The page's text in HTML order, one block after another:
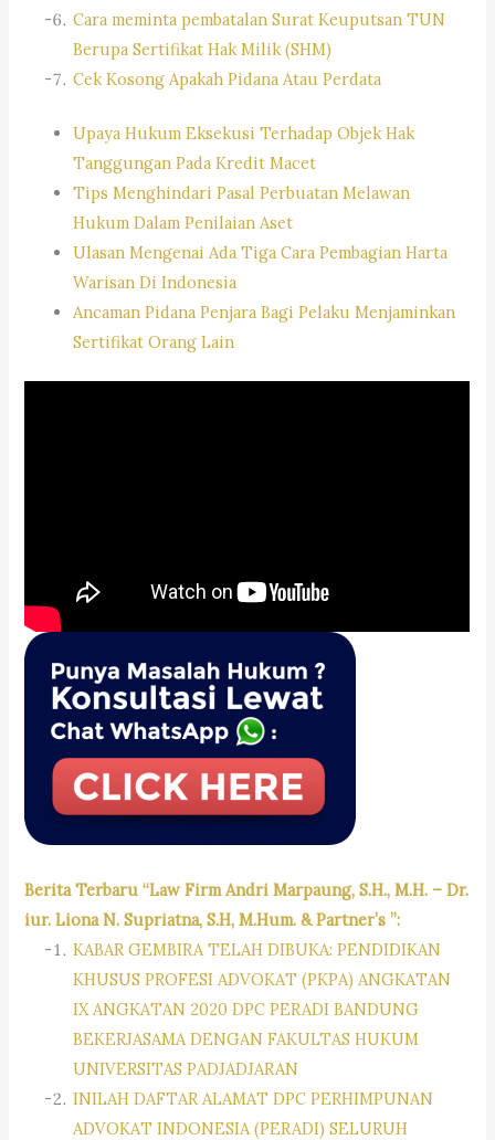
Cara meminta pembatalan Surat Keuputsan TUN
Berupa Sertifikat Hak Milik (SHM)
Cek Kosong Apakah Pidana Atau Perdata
Upaya Hukum Eksekusi Terhadap Objek Hak
Tanggungan Pada Kredit Macet
Tips Menghindari Pasal Perbuatan Melawan
Hukum Dalam Penilaian Aset
Ulasan Mengenai Ada Tiga Cara Pembagian Harta
Warisan Di Indonesia
Ancaman Pidana Penjara Bagi Pelaku Menjaminkan
Sertifikat Orang Lain
Berita Terbaru “Law Firm Andri Marpaung, S.H., M.H. – Dr.
iur. Liona N. Supriatna, S.H, M.Hum. & Partner’s ”:
KABAR GEMBIRA TELAH DIBUKA: PENDIDIKAN
KHUSUS PROFESI ADVOKAT (PKPA) ANGKATAN
IX ANGKATAN 2020 DPC PERADI BANDUNG
BEKERJASAMA DENGAN FAKULTAS HUKUM
UNIVERSITAS PADJADJARAN
INILAH DAFTAR ALAMAT DPC PERHIMPUNAN
ADVOKAT INDONESIA (PERADI) SELURUH